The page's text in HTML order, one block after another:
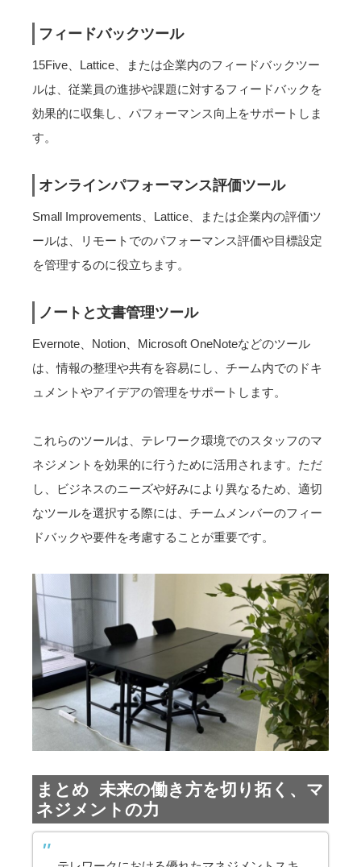
フィードバックツール
15Five、Lattice、または企業内のフィードバックツー
ルは、従業員の進捗や課題に対するフィードバックを
効果的に収集し、パフォーマンス向上をサポートしま
す。
オンラインパフォーマンス評価ツール
Small Improvements、Lattice、または企業内の評価ツ
ールは、リモートでのパフォーマンス評価や目標設定
を管理するのに役立ちます。
ノートと文書管理ツール
Evernote、Notion、Microsoft OneNoteなどのツール
は、情報の整理や共有を容易にし、チーム内でのドキ
ュメントやアイデアの管理をサポートします。
これらのツールは、テレワーク環境でのスタッフのマ
ネジメントを効果的に行うために活用されます。ただ
し、ビジネスのニーズや好みにより異なるため、適切
なツールを選択する際には、チームメンバーのフィー
ドバックや要件を考慮することが重要です。
まとめ 未来の働き方を切り拓く、マ
ネジメントの力